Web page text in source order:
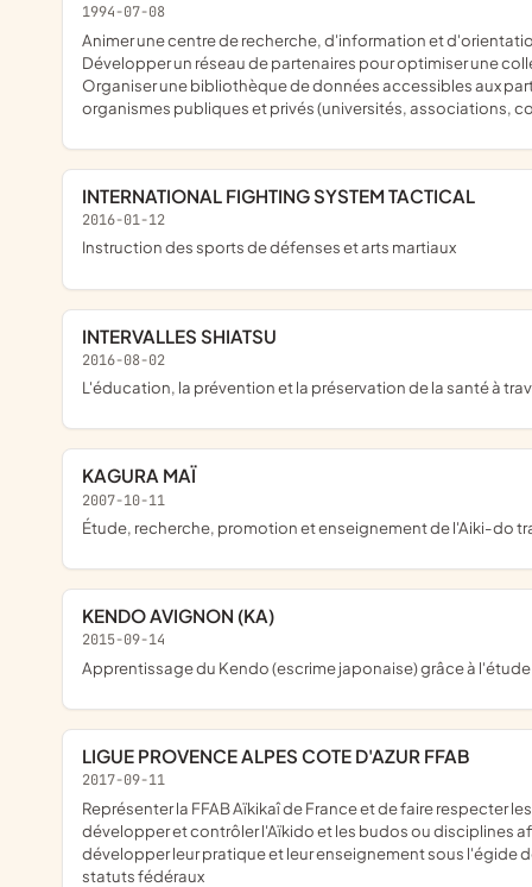
1994-07-08
Animer une centre de recherche, d'information et d'orientation sur l'évolution et le développement du comportement de combat humain dans la vie citadine, les institutions et les sociétés humaines.
Développer un réseau de partenaires pour optimiser une
Organiser une bibliothèque de données accessibles aux
organismes publiques et privés (universités, associations,
INTERNATIONAL FIGHTING SYSTEM TACTICAL
2016-01-12
instruction des sports de défenses et arts martiaux
INTERVALLES SHIATSU
2016-08-02
l'éducation, la prévention et la préservation de la santé à
KAGURA MAÏ
2007-10-11
étude, recherche, promotion et enseignement de l'Aiki-do
KENDO AVIGNON (KA)
2015-09-14
apprentissage du Kendo (escrime japonaise) grâce à
LIGUE PROVENCE ALPES COTE D'AZUR FFAB
2017-09-11
représenter la FFAB Aïkikaî de France et de faire respecter les règlements fédéraux dans son ressort territorial, en conformité avec l'article 8.2 des statuts fédéraux. Elle a également pour but d'organiser, diriger,
développer et contrôler l'Aïkido et les budos ou disciplines
développer leur pratique et leur enseignement sous l'égide
statuts fédéraux